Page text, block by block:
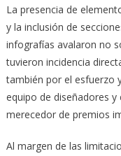
La presencia de
y la inclusión de
infografías avalaron no
tuvieron incidencia
también por el esfuerzo
equipo de diseñadores
merecedor de premios
Al margen de las